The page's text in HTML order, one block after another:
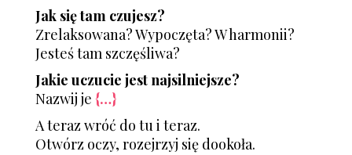
Jak się tam czujesz?
Zrelaksowana? Wypoczęta? W harmonii?
Jesteś tam szczęśliwa?
Jakie uczucie jest najsilniejsze?
Nazwij je {…}
A teraz wróć do tu i teraz.
Otwórz oczy, rozejrzyj się dookoła.